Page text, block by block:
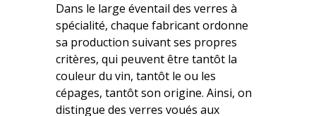
Dans le large éventail des verres à
spécialité, chaque fabricant ordonne
sa production suivant ses propres
critères, qui peuvent être tantôt la
couleur du vin, tantôt le ou les
cépages, tantôt son origine. Ainsi, on
distingue des verres voués aux